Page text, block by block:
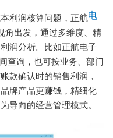
利润核算问题，正航电
角出发，通过多维度、精
润分析。比如正航电子
查询，也可按业务、部门
款确认时的销售利润，
牌产品更赚钱，精细化
导向的经营管理模式。